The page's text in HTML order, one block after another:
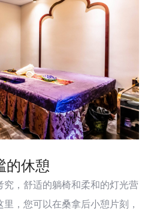
的休憩
，舒适的躺椅和柔和的灯光营
，您可以在桑拿后小憩片刻，